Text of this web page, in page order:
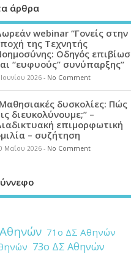
άρθρα
webinar “Γονείς στην
της Τεχνητής
Οδηγός
“ευφυούς” συνύπαρξης”
2026- No Comment
δυσκολίες: Πώς
διευκολύνουμε;” –
επιμορφωτική
– συζήτηση
Μαΐου 2026- No Comment
71ο ΔΣ Αθηνών
73ο ΔΣ Αθηνών